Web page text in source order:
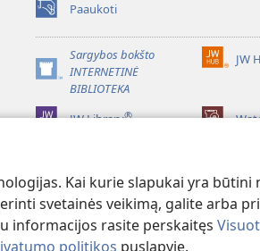
Kai kurie slapukai yra būtini
svetainės veikimą, galite arba
informacijos rasite perskaitęs
politikos puslapyje.
Paaukoti
(atsiveria
naujas
langas)Sargybos bokšto
INTERNETINĖ
BIBLIOTEKA
(atsiveria
naujas
langas)
JW
(atsiveria
JW Library®